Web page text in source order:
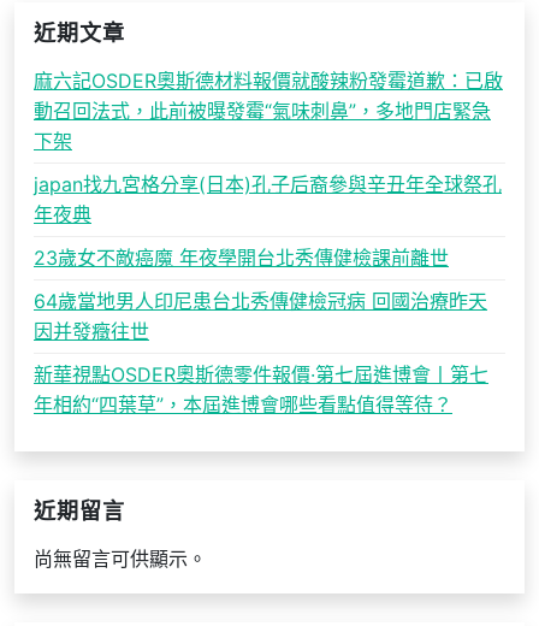
近期文章
麻六記OSDER奧斯德材料報價就酸辣粉發霉道歉：已啟
動召回法式，此前被曝發霉“氣味刺鼻”，多地門店緊急
下架
japan找九宮格分享(日本)孔子后裔參與辛丑年全球祭孔
年夜典
23歲女不敵癌魔 年夜學開台北秀傳健檢課前離世
64歲當地男人印尼患台北秀傳健檢冠病 回國治療昨天
因并發癥往世
新華視點OSDER奧斯德零件報價·第七屆進博會丨第七
年相約“四葉草”，本屆進博會哪些看點值得等待？
近期留言
尚無留言可供顯示。